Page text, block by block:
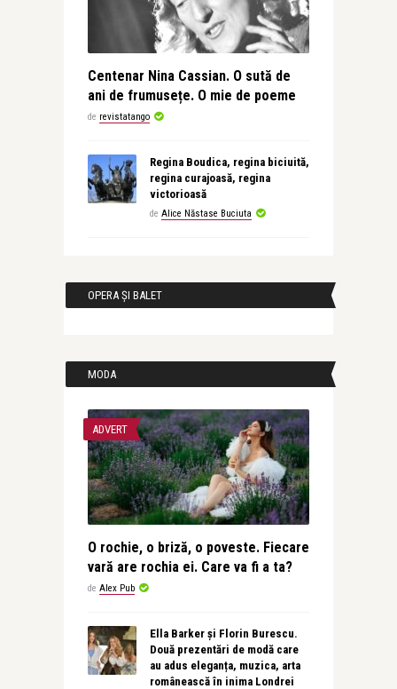
Centenar Nina Cassian. O sută de
ani de frumusețe. O mie de poeme
de revistatango
Regina Boudica, regina biciuită,
regina curajoasă, regina
victorioasă
de Alice Năstase Buciuta
OPERA ȘI BALET
MODA
ADVERT
O rochie, o briză, o poveste. Fiecare
vară are rochia ei. Care va fi a ta?
de Alex Pub
Ella Barker și Florin Burescu.
Două prezentări de modă care
au adus eleganța, muzica, arta
românească în inima Londrei